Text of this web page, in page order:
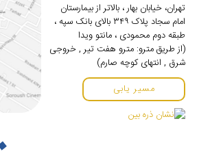
تهران، خیابان بهار ، بالاتر از بیمارستان
امام سجاد پلاک ۳۴۹ بالای بانک سپه ،
طبقه دوم محمودی ، مانتو ویدا
(از طریق مترو: مترو هفت تیر , خروجی
شرق , انتهای کوچه صارم)
مسیر یابی